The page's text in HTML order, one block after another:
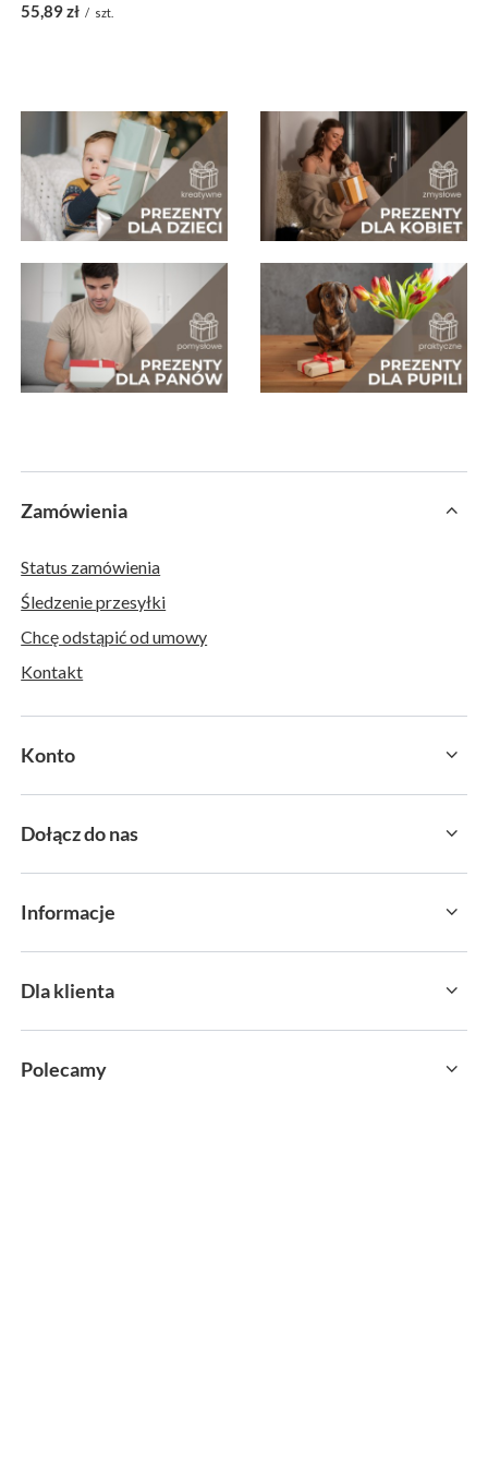
55,89 zł / szt.
Zamówienia
Status zamówienia
Śledzenie przesyłki
Chcę odstąpić od umowy
Kontakt
Konto
Dołącz do nas
Informacje
Dla klienta
Polecamy